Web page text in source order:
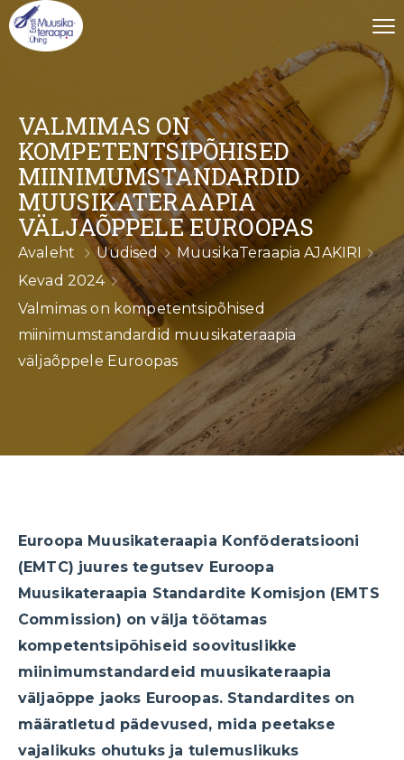
VALMIMAS ON
KOMPETENTSIPÕHISED
MIINIMUMSTANDARDID
MUUSIKATERAAPIA
VÄLJAÕPPELE EUROOPAS
Avaleht Uudised
MuusikaTeraapia AJAKIRI
Kevad 2024
Valmimas on kompetentsipõhised
miinimumstandardid muusikateraapia
väljaõppele Euroopas
Euroopa Muusikateraapia Konföderatsiooni
(EMTC) juures tegutsev Euroopa
Muusikateraapia Standardite Komisjon (EMTS
Commission) on välja töötamas
kompetentsipõhiseid soovituslikke
miinimumstandardeid muusikateraapia
väljaõppe jaoks Euroopas. Standardites on
määratletud pädevused, mida peetakse
vajalikuks ohutuks ja tulemuslikuks